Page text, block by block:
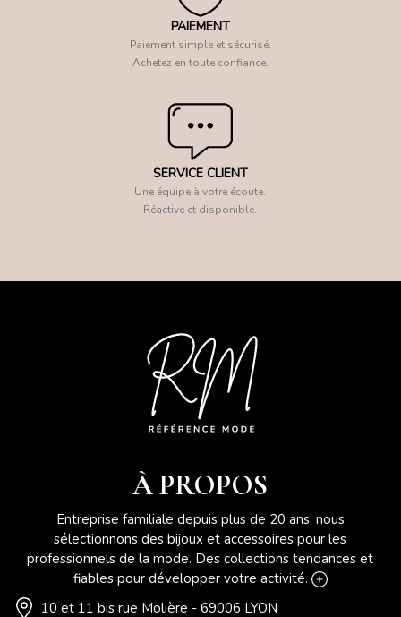
PAIEMENT
Paiement simple et sécurisé.
Achetez en toute confiance.
SERVICE CLIENT
Une équipe à votre écoute.
Réactive et disponible.
À PROPOS
Entreprise familiale depuis plus de 20 ans, nous
sélectionnons des bijoux et accessoires pour les
professionnels de la mode. Des collections tendances et
fiables pour développer votre activité.
10 et 11 bis rue Molière - 69006 LYON